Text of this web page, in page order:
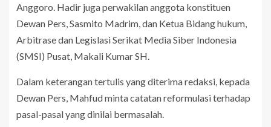
Anggoro. Hadir juga perwakilan anggota konstituen
Dewan Pers, Sasmito Madrim, dan Ketua Bidang hukum,
Arbitrase dan Legislasi Serikat Media Siber Indonesia
(SMSI) Pusat, Makali Kumar SH.
Dalam keterangan tertulis yang diterima redaksi, kepada
Dewan Pers, Mahfud minta catatan reformulasi terhadap
pasal-pasal yang dinilai bermasalah.